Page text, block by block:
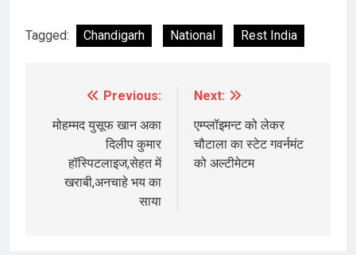
Tagged: Chandigarh National Rest India
navigation
Previous:
मोहम्मद युसूफ खान अका
दिलीप कुमार
हॉस्पिटलाइज,सेहत में
खराबी,अनचाहे भय का
साया
Next:
एम्प्लॉइमन्ट को लेकर
चौटाला का स्टेट गवर्नमंट
को अल्टीमेटम